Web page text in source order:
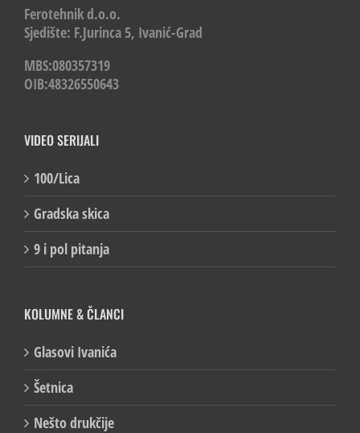
Ferotehnik d.o.o.
Sjedište: F.Jurinca 5, Ivanić-Grad
MBS:080357319
OIB:48326550643
VIDEO SERIJALI
100/Lica
Gradska skica
9 i pol pitanja
KOLUMNE & ČLANCI
Glasovi Ivanića
Šetnica
Nešto drukčije